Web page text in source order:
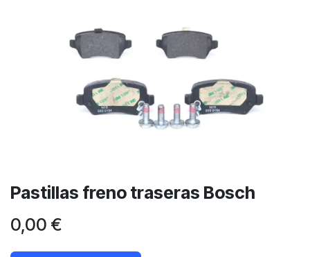
Pastillas freno traseras Bosch
0,00 €